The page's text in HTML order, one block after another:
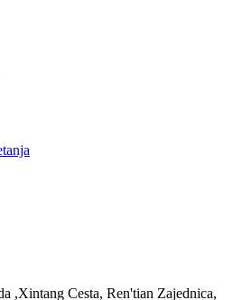
,Xintang Cesta, Ren'tian Zajednica,